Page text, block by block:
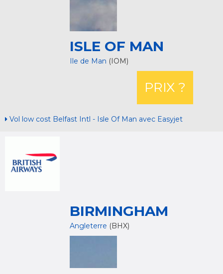
ISLE OF MAN
Ile de Man (IOM)
PRIX ?
Vol low cost Belfast Intl - Isle Of Man avec Easyjet
BIRMINGHAM
Angleterre (BHX)